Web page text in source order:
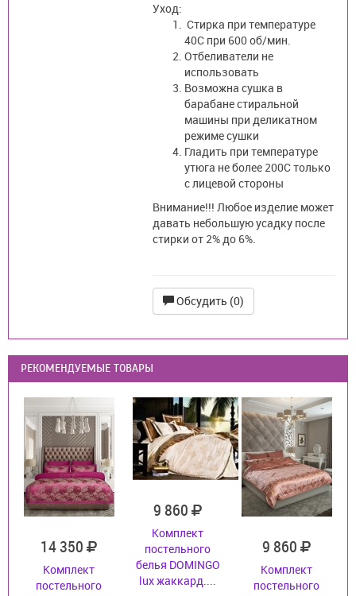
Уход:
Стирка при температуре
40С при 600 об/мин.
Отбеливатели не
использовать
Возможна сушка в
барабане стиральной
машины при деликатном
режиме сушки
Гладить при температуре
утюга не более 200С только
с лицевой стороны
Внимание!!! Любое изделие может
давать небольшую усадку после
стирки от 2% до 6%.
Обсудить (0)
РЕКОМЕНДУЕМЫЕ ТОВАРЫ
14 350
Комплект
постельного
9 860
Комплект
постельного
белья DOMINGO
lux жаккард....
9 860
Комплект
постельного